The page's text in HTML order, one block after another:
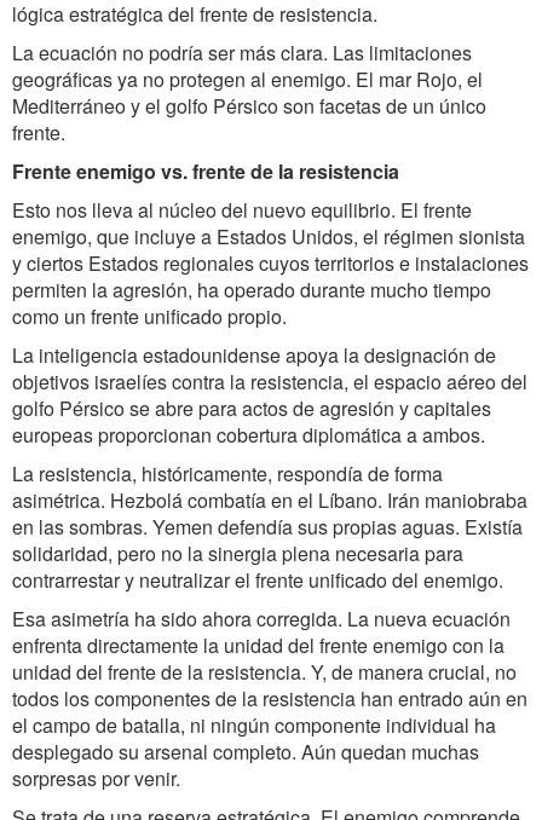
lógica estratégica del frente de resistencia.
La ecuación no podría ser más clara. Las limitaciones
geográficas ya no protegen al enemigo. El mar Rojo, el
Mediterráneo y el golfo Pérsico son facetas de un único
frente.
Frente enemigo vs. frente de la resistencia
Esto nos lleva al núcleo del nuevo equilibrio. El frente
enemigo, que incluye a Estados Unidos, el régimen sionista
y ciertos Estados regionales cuyos territorios e instalaciones
permiten la agresión, ha operado durante mucho tiempo
como un frente unificado propio.
La inteligencia estadounidense apoya la designación de
objetivos israelíes contra la resistencia, el espacio aéreo del
golfo Pérsico se abre para actos de agresión y capitales
europeas proporcionan cobertura diplomática a ambos.
La resistencia, históricamente, respondía de forma
asimétrica. Hezbolá combatía en el Líbano. Irán maniobraba
en las sombras. Yemen defendía sus propias aguas. Existía
solidaridad, pero no la sinergia plena necesaria para
contrarrestar y neutralizar el frente unificado del enemigo.
Esa asimetría ha sido ahora corregida. La nueva ecuación
enfrenta directamente la unidad del frente enemigo con la
unidad del frente de la resistencia. Y, de manera crucial, no
todos los componentes de la resistencia han entrado aún en
el campo de batalla, ni ningún componente individual ha
desplegado su arsenal completo. Aún quedan muchas
sorpresas por venir.